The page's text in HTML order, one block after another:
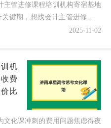
主管进修课程培训机构寄宿基地
键期，想找会计主管进修课程
信息过时白跑一趟又担...2025-11-02
机
费
比
文化课冲刺的费用问题焦虑得夜